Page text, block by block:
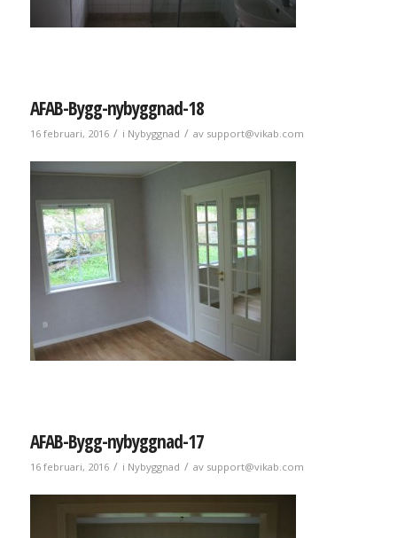
AFAB-Bygg-nybyggnad-18
16 februari, 2016 / i Nybyggnad / av support@vikab.com
AFAB-Bygg-nybyggnad-17
16 februari, 2016 / i Nybyggnad / av support@vikab.com